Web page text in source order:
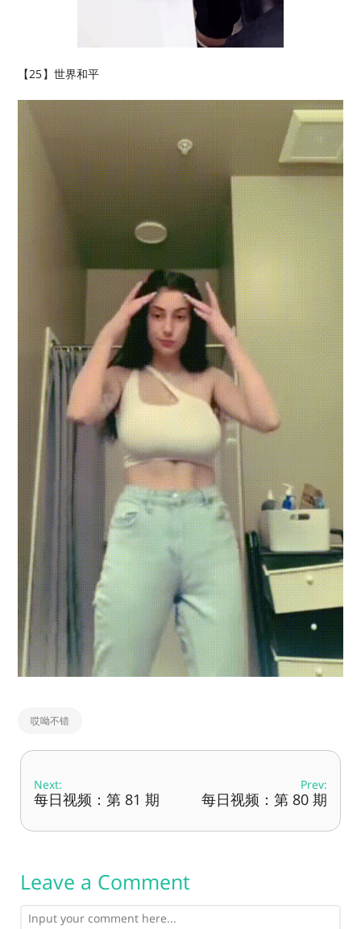
【25】世界和平
哎呦不错
Next:
每日视频：第 81 期
Prev:
每日视频：第 80 期
Leave a Comment